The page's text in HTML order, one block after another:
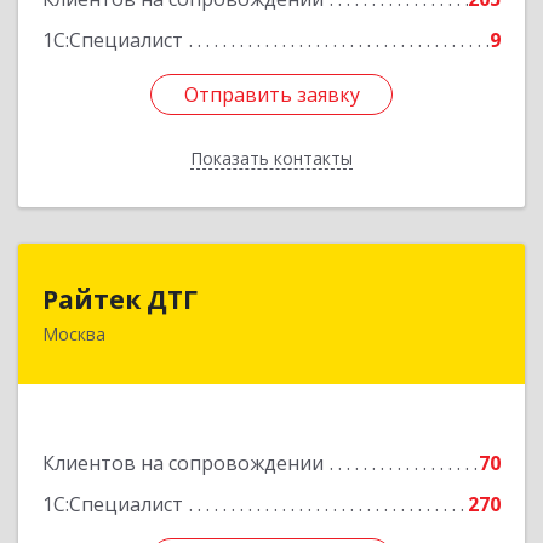
1С:Специалист
9
Отправить заявку
Показать контакты
Отправить заявку
Назад
Райтек ДТГ
Москва
Клиентов на сопровождении
70
1С:Специалист
270
123112, Москва г, вн.тер.г. муниципальный
Подробнее